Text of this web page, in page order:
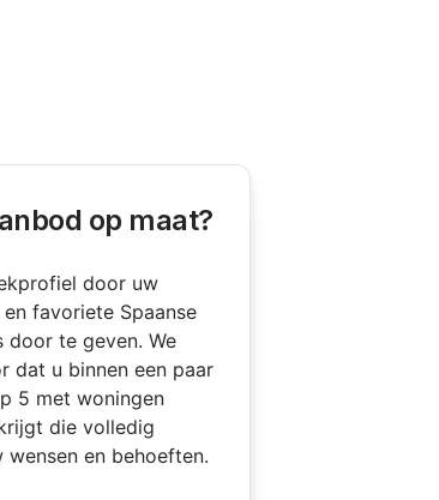
op maat?
door uw
favoriete Spaanse
door te geven. We
dat u binnen een paar
5 met woningen
die volledig
wensen en behoeften.